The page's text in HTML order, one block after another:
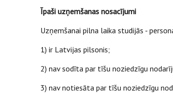
Īpaši uzņemšanas nosacījumi
Uzņemšanai pilna laika studijās -
1) ir Latvijas pilsonis;
2) nav sodīta par tīšu noziedzīgu
3) nav notiesāta par tīšu noziedzīgu